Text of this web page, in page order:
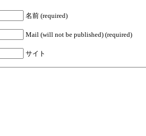
名前 (required)
Mail (will not be published) (required)
サイト